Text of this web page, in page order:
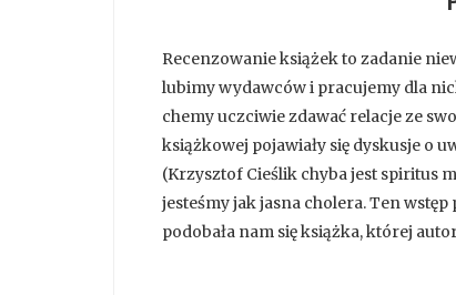
Recenzowanie książek to zadanie
lubimy wydawców i pracujemy dla
chemy uczciwie zdawać relacje ze
książkowej pojawiały się dyskusje o
(Krzysztof Cieślik chyba jest spiritus
jesteśmy jak jasna cholera. Ten
podobała nam się książka, której